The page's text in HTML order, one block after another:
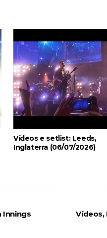
Vídeos e setlist: Leeds,
Inglaterra (06/07/2026)
Vídeos,
Innings